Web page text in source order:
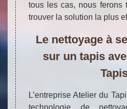
tous les cas, nous ferons
trouver la solution la plus
Le nettoyage à
sur un tapis
L’entreprise Atelier du
technologie de